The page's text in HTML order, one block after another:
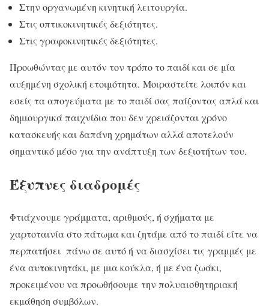
Στην οργανωμένη κινητική λειτουργία.
Στις οπτικοκινητικές δεξιότητες.
Στις γραφοκινητικές δεξιότητες.
Προωθώντας με αυτόν τον τρόπο το παιδί και σε μία
αυξημένη σχολική ετοιμότητα. Μοιραστείτε λοιπόν και
εσείς τα απογεύματα με το παιδί σας παίζοντας απλά και
δημιουργικά παιχνίδια που δεν χρειάζονται χρόνο
κατασκευής και δαπάνη χρημάτων αλλά αποτελούν
σημαντικό μέσο για την ανάπτυξη των δεξιοτήτων του.
Έξυπνες διαδρομές
Φτιάχνουμε γράμματα, αριθμούς, ή σχήματα με
χαρτοταινία στο πάτωμα και ζητάμε από το παιδί είτε να
περπατήσει πάνω σε αυτό ή να διασχίσει τις γραμμές με
ένα αυτοκινητάκι, με μια κούκλα, ή με ένα ζωάκι,
προκειμένου να προωθήσουμε την πολυαισθητηριακή
εκμάθηση συμβόλων.